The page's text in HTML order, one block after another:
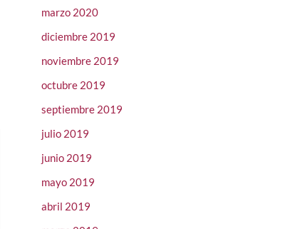
marzo 2020
diciembre 2019
noviembre 2019
octubre 2019
septiembre 2019
julio 2019
junio 2019
mayo 2019
abril 2019